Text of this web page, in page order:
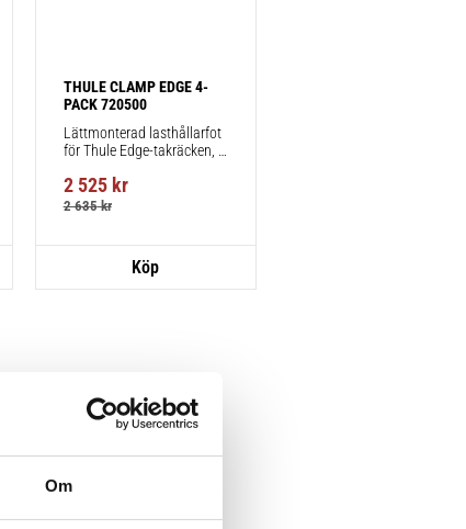
Om
THULE CLAMP EDGE 4-
PACK 720500
Lättmonterad lasthållarfot
för Thule Edge-takräcken,
fästpunkter för takräcke
eller fabriksmonterade
2 525kr
2 635kr